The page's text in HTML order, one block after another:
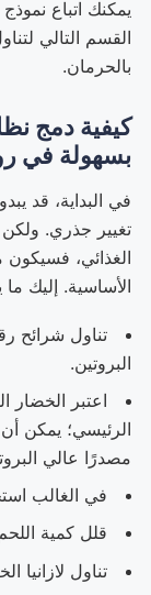
يمكنك اتباع
القسم التالي
بالحرمان.
كيفية دمج
بسهولة في
في البداية، قد
تغيير جذري.
الغذائي، فسيكون
الأساسية. إليك
تناول شرائح
البروتين.
اعتبر
الرئيسي؛ يمكن
مصدرًا عالي
في الغالب
قلل كمية
تناول لازانيا